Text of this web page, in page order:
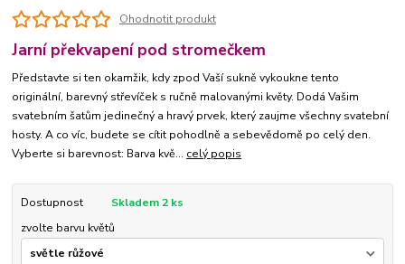
Ohodnotit produkt
Jarní překvapení pod stromečkem
Představte si ten okamžik, kdy zpod Vaší sukně vykoukne tento
originální, barevný střevíček s ručně malovanými květy. Dodá Vašim
svatebním šatům jedinečný a hravý prvek, který zaujme všechny svatební
hosty. A co víc, budete se cítit pohodlně a sebevědomě po celý den.
Vyberte si barevnost: Barva kvě... celý popis
Dostupnost
Skladem 2 ks
zvolte barvu květů